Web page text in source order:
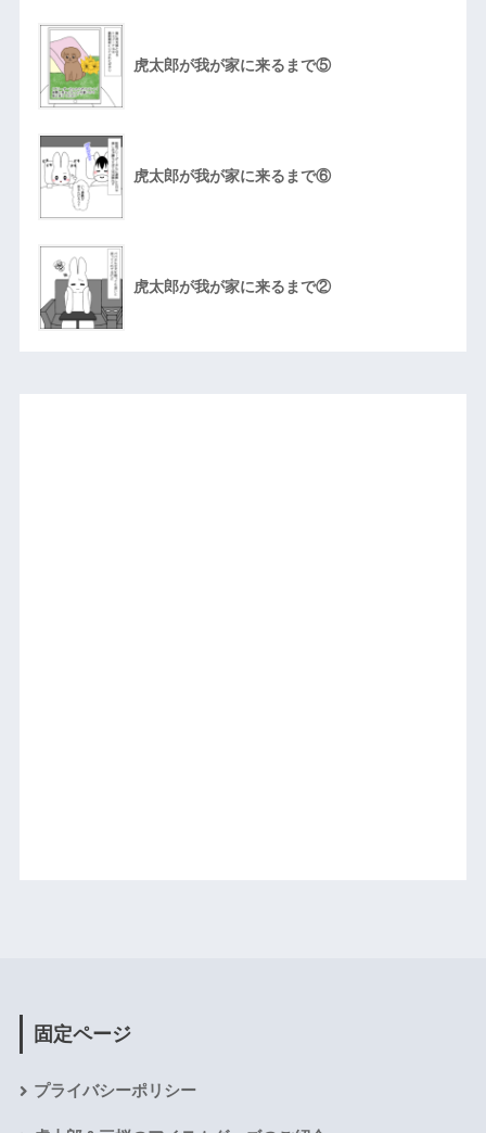
虎太郎が我が家に来るまで⑤
虎太郎が我が家に来るまで⑥
虎太郎が我が家に来るまで②
固定ページ
プライバシーポリシー